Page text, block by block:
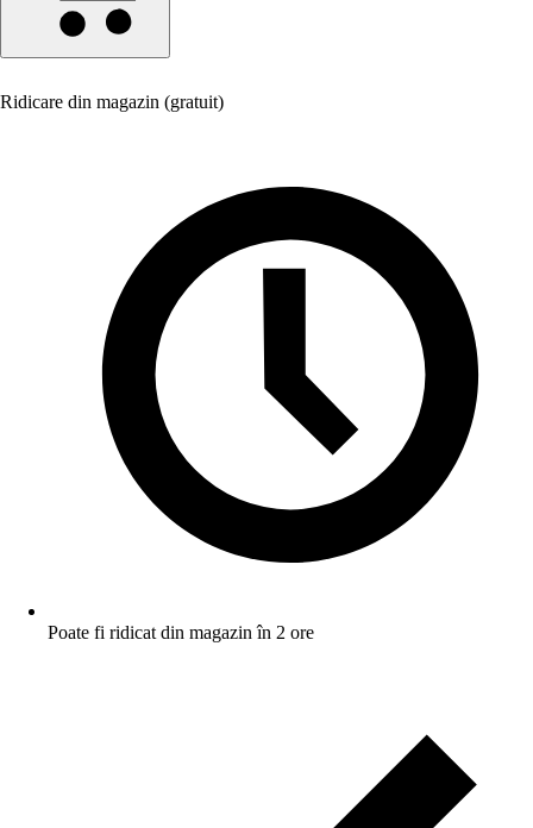
Ridicare din magazin (gratuit)
Poate fi ridicat din magazin în 2 ore